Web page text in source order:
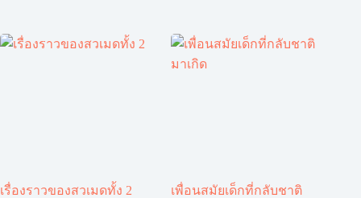
เรื่องราวของสวเมดทั้ง 2
เพื่อนสมัยเด็กที่กลับชาติ